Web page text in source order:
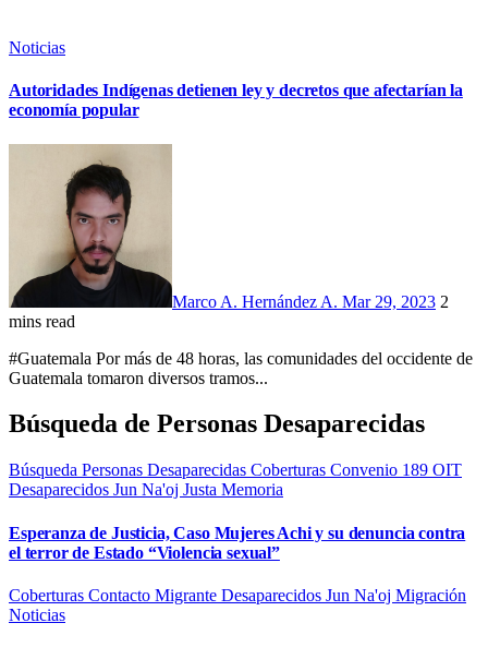
Noticias
Autoridades Indígenas detienen ley y decretos que afectarían la
economía popular
Marco A. Hernández A. Mar 29, 2023 2
mins read
#Guatemala Por más de 48 horas, las comunidades del occidente de
Guatemala tomaron diversos tramos...
Búsqueda de Personas Desaparecidas
Búsqueda Personas Desaparecidas Coberturas Convenio 189 OIT
Desaparecidos Jun Na'oj Justa Memoria
Esperanza de Justicia, Caso Mujeres Achi y su denuncia contra
el terror de Estado “Violencia sexual”
Coberturas Contacto Migrante Desaparecidos Jun Na'oj Migración
Noticias